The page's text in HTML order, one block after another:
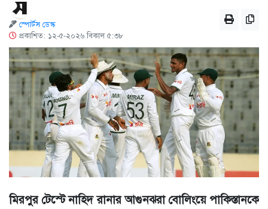
স্পোর্টস ডেস্ক
প্রকাশিত: ১২-৫-২০২৬ বিকাল ৫:৩৮
মিরপুর টেস্টে নাহিদ রানার আগুনঝরা বোলিংয়ে পাকিস্তানকে